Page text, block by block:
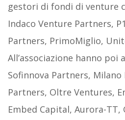
gestori di fondi di venture
Indaco Venture Partners,
Partners, PrimoMiglio,
All’associazione hanno poi
Sofinnova Partners,
Partners, Oltre Ventures,
Embed Capital, Aurora-TT,